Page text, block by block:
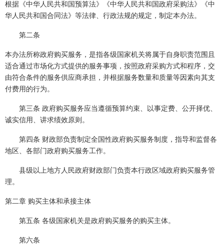
根据《中华人民共和国预算法》《中华人民共和国政府采购法》《中
华人民共和国合同法》等法律、行政法规的规定，制定本办法。
第二条
本办法所称政府购买服务，是指各级国家机关将属于自身职责范围且
适合通过市场化方式提供的服务事项，按照政府采购方式和程序，交
由符合条件的服务供应商承担，并根据服务数量和质量等因素向其支
付费用的行为。
第三条 政府购买服务应当遵循预算约束、以事定费、公开择优、
诚实信用、讲求绩效原则。
第四条 财政部负责制定全国性政府购买服务制度，指导和监督各
地区、各部门政府购买服务工作。
县级以上地方人民政府财政部门负责本行政区域政府购买服务管
理。
第二章 购买主体和承接主体
第五条 各级国家机关是政府购买服务的购买主体。
第六条